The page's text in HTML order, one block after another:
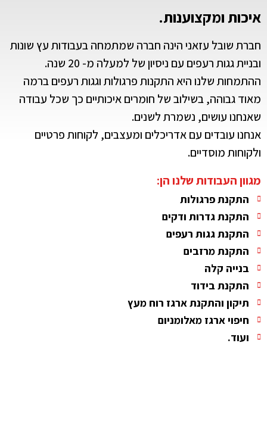
איכות ומקצוענות.
חברת שובל עזאני הינה חברה שמתמחה בעבודות עץ שונות
ובניית גגות רעפים עם ניסיון של למעלה מ- 20 שנה.
ההתמחות שלנו היא התקנות פרגולות וגגות רעפים ברמה
מאוד גבוהה, בשילוב של חומרים איכותיים כך שכל עבודה
שאנחנו עושים, נשמרת לשנים.
אנחנו עובדים עם אדריכלים ומעצבים, לקוחות פרטיים
ולקוחות מוסדיים.
מגוון העבודות שלנו הן:
התקנת פרגולות
התקנת גדרות ודקים
התקנת גגות רעפים
התקנת מרזבים
בנייה קלה
התקנת בידוד
תיקון והתקנת ארגז רוח מעץ
חיפוי ארגז מאלומניום
ועוד.